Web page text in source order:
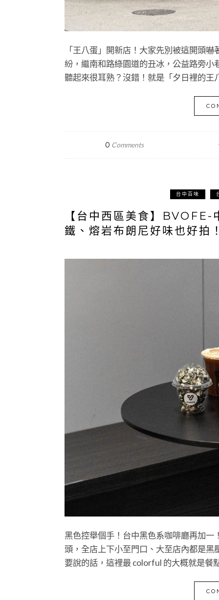
「王八蛋」開新店！大家先別被這開頭
紛，繼南和路綠園道的丑冰，公益路旁
聽起來很耳熟？沒錯！就是「夕日裡的王
0 Comments
台中百味
【台中西區美食】BVOFE-
鐵、熔岩布朗尼好味也好拍！
黑色控舉個手！台中黑色系咖啡廳再加
頭，全店上下小至門口、大至店內都是
要說的話，這裡最 colorful 的大概就是餐